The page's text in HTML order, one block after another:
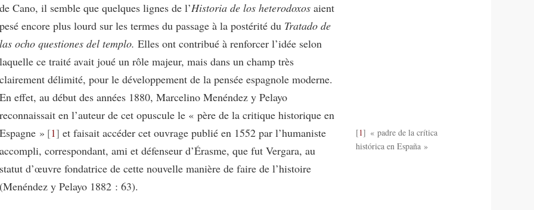
de Cano, il semble que quelques lignes de l’Historia de los heterodoxos aient
pesé encore plus lourd sur les termes du passage à la postérité du Tratado de
las ocho questiones del templo. Elles ont contribué à renforcer l’idée selon
laquelle ce traité avait joué un rôle majeur, mais dans un champ très
clairement délimité, pour le développement de la pensée espagnole moderne.
En effet, au début des années 1880, Marcelino Menéndez y Pelayo
reconnaissait en l’auteur de cet opuscule le « père de la critique historique en
Espagne » 1 et faisait accéder cet ouvrage publié en 1552 par l’humaniste
accompli, correspondant, ami et défenseur d’Érasme, que fut Vergara, au
statut d’œuvre fondatrice de cette nouvelle manière de faire de l’histoire
(Menéndez y Pelayo 1882 : 63).
1
« padre de la crítica
histórica en España »